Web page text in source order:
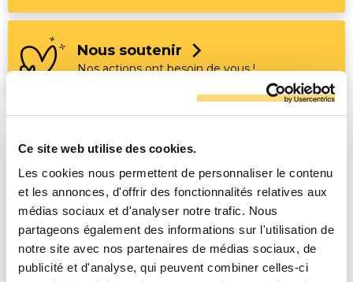
Ce site web utilise des cookies.
Les cookies nous permettent de personnaliser le contenu
et les annonces, d'offrir des fonctionnalités relatives aux
médias sociaux et d'analyser notre trafic. Nous
partageons également des informations sur l'utilisation de
notre site avec nos partenaires de médias sociaux, de
publicité et d'analyse, qui peuvent combiner celles-ci
Nous soutenir
Nos actions ont besoin de vous !
Les dernières actus PEP Alsace
VOIR TOUS NOS ARTICLES